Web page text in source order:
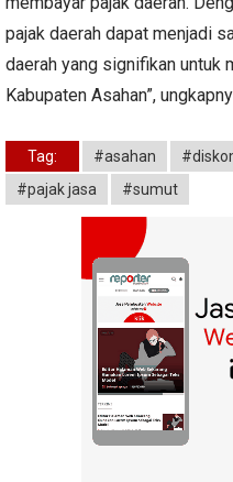
pajak daerah dapat menjadi
daerah yang signifikan untuk
Kabupaten Asahan”,
Tag: #asahan
#pajak jasa
#sumut